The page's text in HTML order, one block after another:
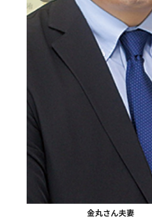
金丸さん夫妻